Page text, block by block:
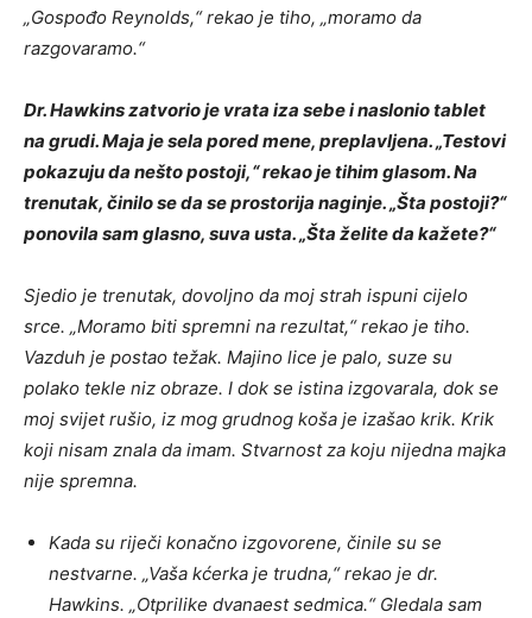
„Gospođo Reynolds,“ rekao je tiho, „moramo da
razgovaramo.“
Dr. Hawkins zatvorio je vrata iza sebe i naslonio tablet
na grudi. Maja je sela pored mene, preplavljena. „Testovi
pokazuju da nešto postoji,“ rekao je tihim glasom. Na
trenutak, činilo se da se prostorija naginje. „Šta postoji?“
ponovila sam glasno, suva usta. „Šta želite da kažete?“
Sjedio je trenutak, dovoljno da moj strah ispuni cijelo
srce. „Moramo biti spremni na rezultat,“ rekao je tiho.
Vazduh je postao težak. Majino lice je palo, suze su
polako tekle niz obraze. I dok se istina izgovarala, dok se
moj svijet rušio, iz mog grudnog koša je izašao krik. Krik
koji nisam znala da imam. Stvarnost za koju nijedna majka
nije spremna.
Kada su riječi konačno izgovorene, činile su se
nestvarne. „Vaša kćerka je trudna,“ rekao je dr.
Hawkins. „Otprilike dvanaest sedmica.“ Gledala sam